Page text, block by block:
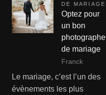
DE MARIAGE
Optez pour
un bon
photographe
de mariage
Franck
Le mariage, c’est l’un des
évènements les plus